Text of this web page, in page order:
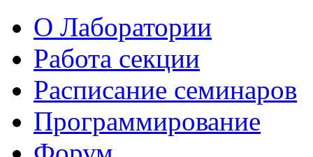
О Лаборатории
Работа секции
Расписание семинаров
Программирование